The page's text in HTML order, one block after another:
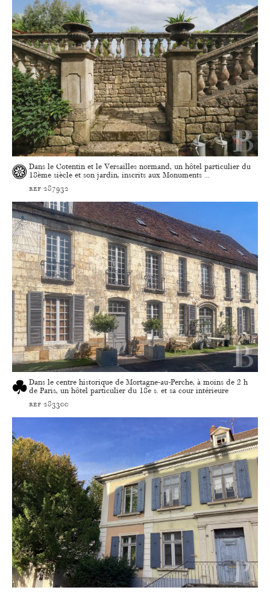
Dans le Cotentin et le Versailles normand, un hôtel particulier du
18ème siècle et son jardin, inscrits aux Monuments ...
ref 287932
Dans le centre historique de Mortagne-au-Perche, à moins de 2 h
de Paris, un hôtel particulier du 18e s. et sa cour intérieure
ref 283300